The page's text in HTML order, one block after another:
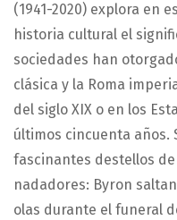
(1941-2020) explora en
historia cultural el
sociedades han
clásica y la Roma
del siglo XIX o en los
últimos cincuenta años.
fascinantes destellos
nadadores: Byron
olas durante el funeral